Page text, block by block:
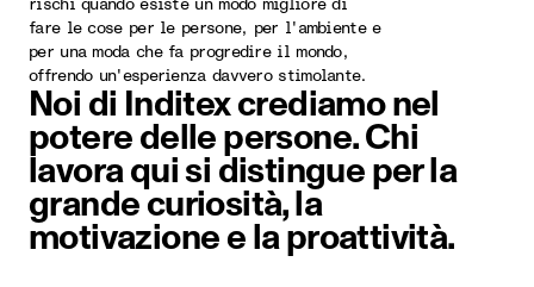
fare le cose per le persone, per l'ambiente e
per una moda che fa progredire il mondo,
offrendo un'esperienza davvero stimolante.
Noi di Inditex crediamo nel
potere delle persone. Chi
lavora qui si distingue per la
grande curiosità, la
motivazione e la proattività.